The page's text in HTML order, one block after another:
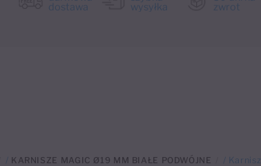
dostawa wysyłka
zwrot
/ KARNISZE MAGIC Ø19 MM BIAŁE PODWÓJNE /